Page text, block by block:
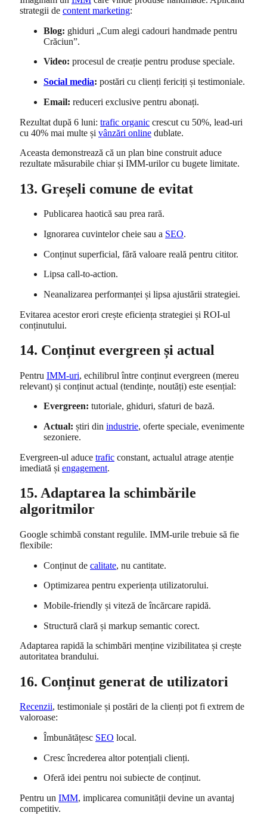
strategii de content marketing:
Blog: ghiduri „Cum alegi cadouri handmade pentru
Crăciun”.
Video: procesul de creație pentru produse speciale.
Social media: postări cu clienți fericiți și testimoniale.
Email: reduceri exclusive pentru abonați.
Rezultat după 6 luni: trafic organic crescut cu 50%, lead-uri
cu 40% mai multe și vânzări online dublate.
Aceasta demonstrează că un plan bine construit aduce
rezultate măsurabile chiar și IMM-urilor cu bugete limitate.
13. Greșeli comune de evitat
Publicarea haotică sau prea rară.
Ignorarea cuvintelor cheie sau a SEO.
Conținut superficial, fără valoare reală pentru cititor.
Lipsa call-to-action.
Neanalizarea performanței și lipsa ajustării strategiei.
Evitarea acestor erori crește eficiența strategiei și ROI-ul
conținutului.
14. Conținut evergreen și actual
Pentru IMM-uri, echilibrul între conținut evergreen (mereu
relevant) și conținut actual (tendințe, noutăți) este esențial:
Evergreen: tutoriale, ghiduri, sfaturi de bază.
Actual: știri din industrie, oferte speciale, evenimente
sezoniere.
Evergreen-ul aduce trafic constant, actualul atrage atenție
imediată și engagement.
15. Adaptarea la schimbările
algoritmilor
Google schimbă constant regulile. IMM-urile trebuie să fie
flexibile:
Conținut de calitate, nu cantitate.
Optimizarea pentru experiența utilizatorului.
Mobile-friendly și viteză de încărcare rapidă.
Structură clară și markup semantic corect.
Adaptarea rapidă la schimbări menține vizibilitatea și crește
autoritatea brandului.
16. Conținut generat de utilizatori
Recenzii, testimoniale și postări de la clienți pot fi extrem de
valoroase:
Îmbunătățesc SEO local.
Cresc încrederea altor potențiali clienți.
Oferă idei pentru noi subiecte de conținut.
Pentru un IMM, implicarea comunității devine un avantaj
competitiv.